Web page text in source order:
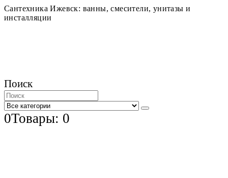
Сантехника Ижевск: ванны, смесители, унитазы и
инсталляции
Поиск
0Товары: 0